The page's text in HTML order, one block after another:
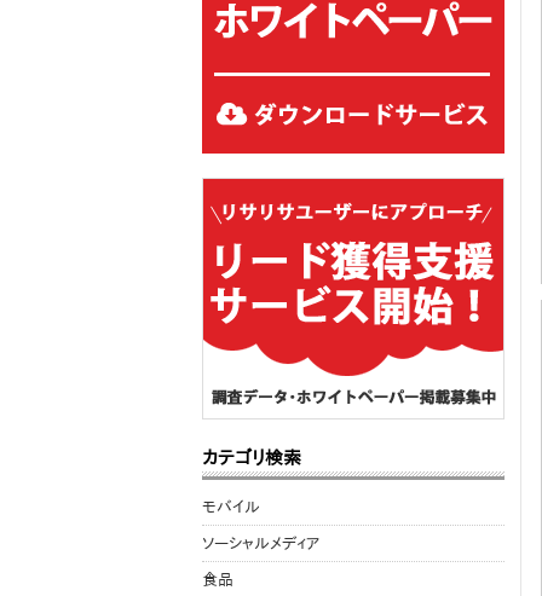
カテゴリ検索
モバイル
ソーシャルメディア
食品